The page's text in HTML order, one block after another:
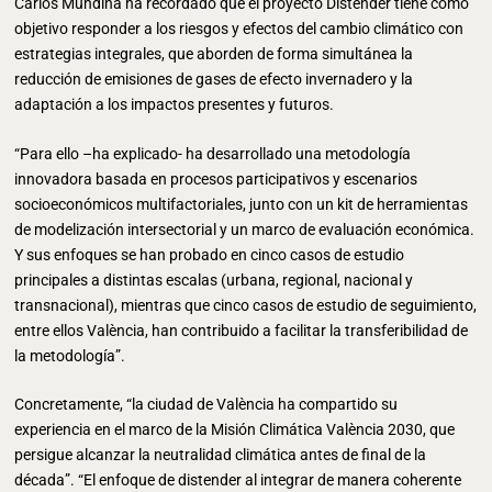
Carlos Mundina ha recordado que el proyecto Distender tiene como
objetivo responder a los riesgos y efectos del cambio climático con
estrategias integrales, que aborden de forma simultánea la
reducción de emisiones de gases de efecto invernadero y la
adaptación a los impactos presentes y futuros.
“Para ello –ha explicado- ha desarrollado una metodología
innovadora basada en procesos participativos y escenarios
socioeconómicos multifactoriales, junto con un kit de herramientas
de modelización intersectorial y un marco de evaluación económica.
Y sus enfoques se han probado en cinco casos de estudio
principales a distintas escalas (urbana, regional, nacional y
transnacional), mientras que cinco casos de estudio de seguimiento,
entre ellos València, han contribuido a facilitar la transferibilidad de
la metodología”.
Concretamente, “la ciudad de València ha compartido su
experiencia en el marco de la Misión Climática València 2030, que
persigue alcanzar la neutralidad climática antes de final de la
década”. “El enfoque de distender al integrar de manera coherente